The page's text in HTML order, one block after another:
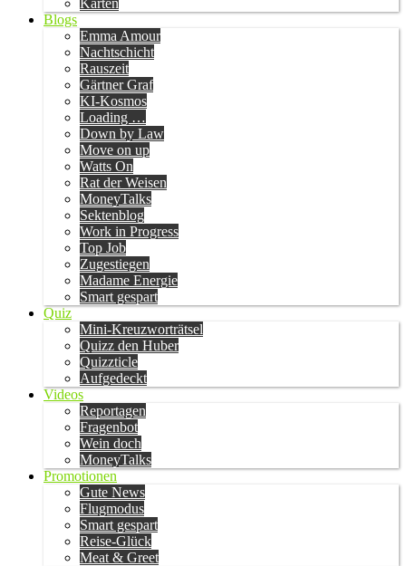
Karten
Blogs
Emma Amour
Nachtschicht
Rauszeit
Gärtner Graf
KI-Kosmos
Loading …
Down by Law
Move on up
Watts On
Rat der Weisen
MoneyTalks
Sektenblog
Work in Progress
Top Job
Zugestiegen
Madame Energie
Smart gespart
Quiz
Mini-Kreuzworträtsel
Quizz den Huber
Quizzticle
Aufgedeckt
Videos
Reportagen
Fragenbot
Wein doch
MoneyTalks
Promotionen
Gute News
Flugmodus
Smart gespart
Reise-Glück
Meat & Greet